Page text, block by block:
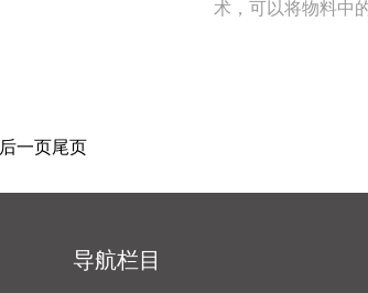
术，可以将物料中
后一页尾页
导航栏目